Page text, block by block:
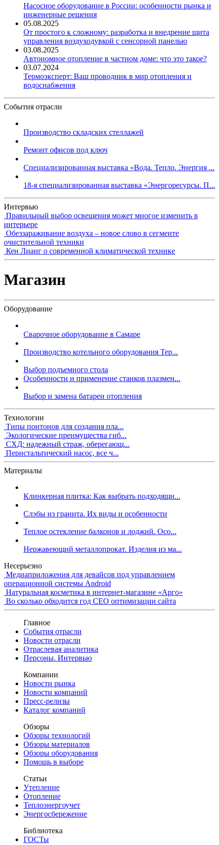
Насосное оборудование в России: особенности рынка и
инженерные решения
05.08.2025
От простого к сложному: разработка и внедрение щита
управления воздуходувкой с сенсорной панелью
03.08.2025
Автономное отопление в частном доме: что это такое?
03.07.2024
Термоэксперт: Ваш проводник в мир отопления и
водоснабжения
События отрасли
Производство складских стеллажей
Ремонт офисов под ключ
Специализированная выставка «Вода. Тепло. Энергия ...
18-я специализированная выставка «Энергоресурсы. П...
Интервью
Правильный выбор освещения может многое изменить в
интерьере
Обеззараживание воздуха – новое слово в сегменте
очистительной техники
Кен Лианг о современной климатической технике
Магазин
Оборудование
Сварочное оборудование в Самаре
Производство котельного оборудования Тер...
Выбор подъемного стола
Особенности и применение станков плазмен...
Выбор и замена батареи отопления
Технологии
Типы понтонов для создания пла...
Экологические преимущества гиб...
СХД: надежный страж, оберегающ...
Перистальтический насос, все ч...
Материалы
Клинкерная плитка: Как выбрать подходящи...
Слэбы из гранита. Их виды и особенности
Теплое остекление балконов и лоджий. Осо...
Нержавеющий металлопрокат. Изделия из ма...
Несерьезно
Медиаприложения для девайсов под управлением
операционной системы Android
Натуральная косметика в интернет-магазине «Арго»
Во сколько обходится год СЕО оптимизации сайта
Главное
События отрасли
Новости отрасли
Отраслевая аналитика
Персоны. Интервью
Компании
Новости рынка
Новости компаний
Пресс-релизы
Каталог компаний
Обзоры
Обзоры технологий
Обзоры материалов
Обзоры оборудования
Помощь в выборе
Статьи
Утепление
Отопление
Теплоэнергоучет
Энергосбережение
Библиотека
ГОСТы